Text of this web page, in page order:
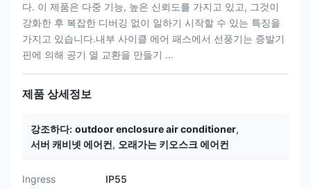
다. 이 제품은 다중 기능, 높은 신뢰도를 가지고 있고, 그것이
강화한 후 복잡한 디버깅 없이 일하기 시작할 수 있는 특징을
가지고 있습니다.내부 사이클 에어 패스에서 선풍기는 증발기
핀에 의해 공기 열 교환을 만들기 ...
제품 상세정보
강조하다: outdoor enclosure air conditioner,
서버 캐비넷 에어컨, 오래가는 키오스크 에어컨
Ingress
IP55